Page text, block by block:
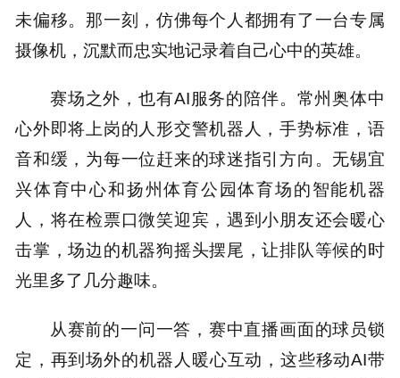
未偏移。那一刻，仿佛每个人都拥有了一台专属
摄像机，沉默而忠实地记录着自己心中的英雄。
赛场之外，也有AI服务的陪伴。常州奥体中
心外即将上岗的人形交警机器人，手势标准，语
音和缓，为每一位赶来的球迷指引方向。无锡宜
兴体育中心和扬州体育公园体育场的智能机器
人，将在检票口微笑迎宾，遇到小朋友还会暖心
击掌，场边的机器狗摇头摆尾，让排队等候的时
光里多了几分趣味。
从赛前的一问一答，赛中直播画面的球员锁
定，再到场外的机器人暖心互动，这些移动AI带